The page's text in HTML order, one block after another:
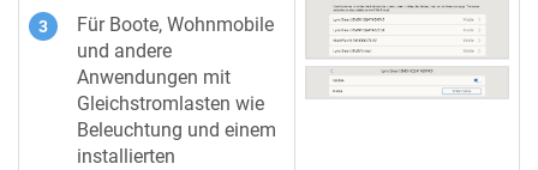
Für Boote, Wohnmobile
und andere
Anwendungen mit
Gleichstromlasten wie
Beleuchtung und einem
installierten